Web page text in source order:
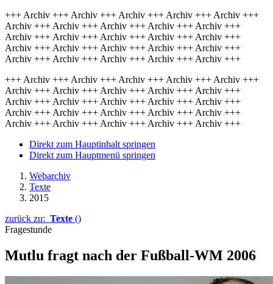
+++ Archiv +++ Archiv +++ Archiv +++ Archiv +++ Archiv +++
Archiv +++ Archiv +++ Archiv +++ Archiv +++ Archiv +++
Archiv +++ Archiv +++ Archiv +++ Archiv +++ Archiv +++
Archiv +++ Archiv +++ Archiv +++ Archiv +++ Archiv +++
Archiv +++ Archiv +++ Archiv +++ Archiv +++ Archiv +++
+++ Archiv +++ Archiv +++ Archiv +++ Archiv +++ Archiv +++
Archiv +++ Archiv +++ Archiv +++ Archiv +++ Archiv +++
Archiv +++ Archiv +++ Archiv +++ Archiv +++ Archiv +++
Archiv +++ Archiv +++ Archiv +++ Archiv +++ Archiv +++
Archiv +++ Archiv +++ Archiv +++ Archiv +++ Archiv +++
Direkt zum Hauptinhalt springen
Direkt zum Hauptmenü springen
Webarchiv
Texte
2015
zurück zu: Texte ()
Fragestunde
Mutlu fragt nach der Fußball-WM 2006